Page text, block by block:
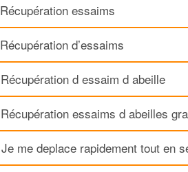
Récupération essaims
Récupération d’essaims
Récupération d essaim d abeille
Récupération essaims d abeilles
Je me deplace rapidement tout en